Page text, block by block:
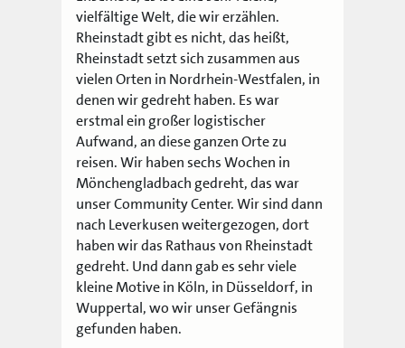
vielfältige Welt, die wir erzählen.
Rheinstadt gibt es nicht, das heißt,
Rheinstadt setzt sich zusammen aus
vielen Orten in Nordrhein-Westfalen, in
denen wir gedreht haben. Es war
erstmal ein großer logistischer
Aufwand, an diese ganzen Orte zu
reisen. Wir haben sechs Wochen in
Mönchengladbach gedreht, das war
unser Community Center. Wir sind dann
nach Leverkusen weitergezogen, dort
haben wir das Rathaus von Rheinstadt
gedreht. Und dann gab es sehr viele
kleine Motive in Köln, in Düsseldorf, in
Wuppertal, wo wir unser Gefängnis
gefunden haben.